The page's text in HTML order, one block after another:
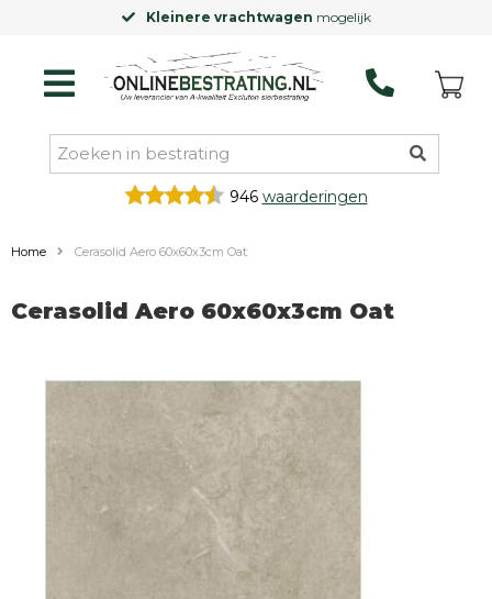
Kleinere vrachtwagen mogelijk
946 waarderingen
Home Cerasolid Aero 60x60x3cm Oat
Cerasolid Aero 60x60x3cm Oat